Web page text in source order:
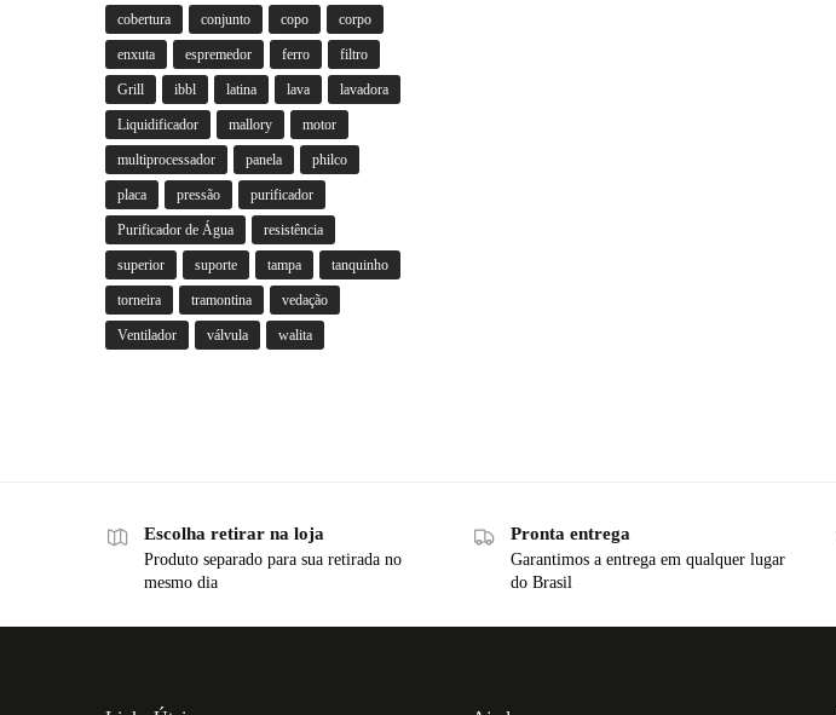
cobertura conjunto copo corpo
enxuta espremedor ferro filtro
Grill ibbl latina lava lavadora
Liquidificador mallory motor
multiprocessador panela philco
placa pressão purificador
Purificador de Água resistência
superior suporte tampa tanquinho
torneira tramontina vedação
Ventilador válvula walita
Escolha retirar na loja
Produto separado para sua retirada no
mesmo dia
Pronta entrega
Garantimos a entrega em qualquer lugar
do Brasil